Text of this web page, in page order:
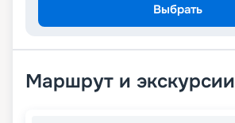
Выбрать
Маршрут и экскурсии